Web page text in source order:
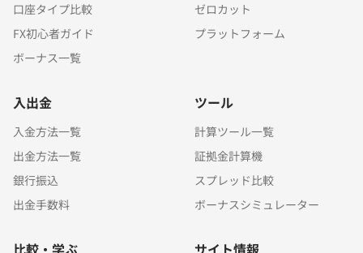
口座タイプ比較
FX初心者ガイド
ボーナス一覧
ゼロカット
プラットフォーム
入出金
入金方法一覧
出金方法一覧
銀行振込
出金手数料
ツール
計算ツール一覧
証拠金計算機
スプレッド比較
ボーナスシミュレーター
比較・学ぶ サイト情報